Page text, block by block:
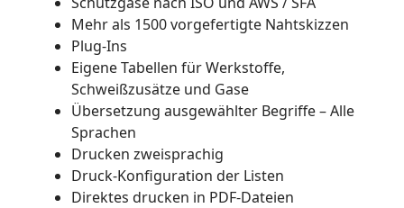
Mehr als 1500 vorgefertigte Nahtskizzen
Plug-Ins
Eigene Tabellen für Werkstoffe,
Schweißzusätze und Gase
Übersetzung ausgewählter Begriffe – Alle
Sprachen
Drucken zweisprachig
Druck-Konfiguration der Listen
Direktes drucken in PDF-Dateien